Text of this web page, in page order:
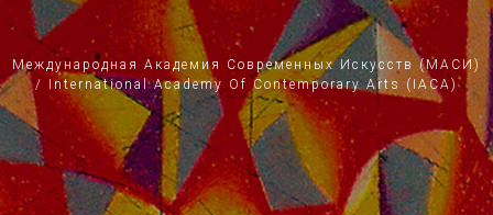
Международная Академия Современных Искусств (МАСИ)
/ International Academy Of Contemporary Arts (IACA)